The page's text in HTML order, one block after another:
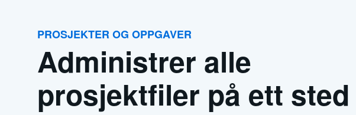
PROSJEKTER OG OPPGAVER
Administrer alle
prosjektfiler på ett sted